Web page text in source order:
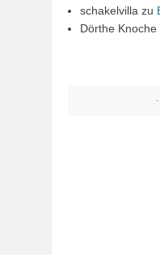
schakelvilla zu
Dörthe Knoche